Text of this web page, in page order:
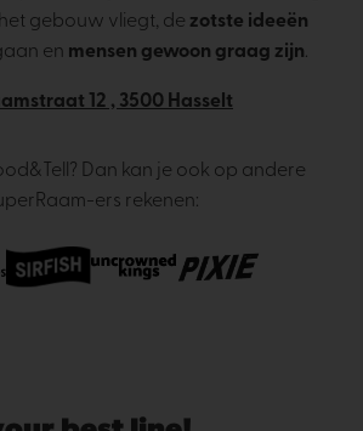
gebouw vliegt, de zotste ideeën
en mensen gewoon graag zijn.
12 , 3500 Hasselt
Dan kan je ook op andere
ers rekenen: